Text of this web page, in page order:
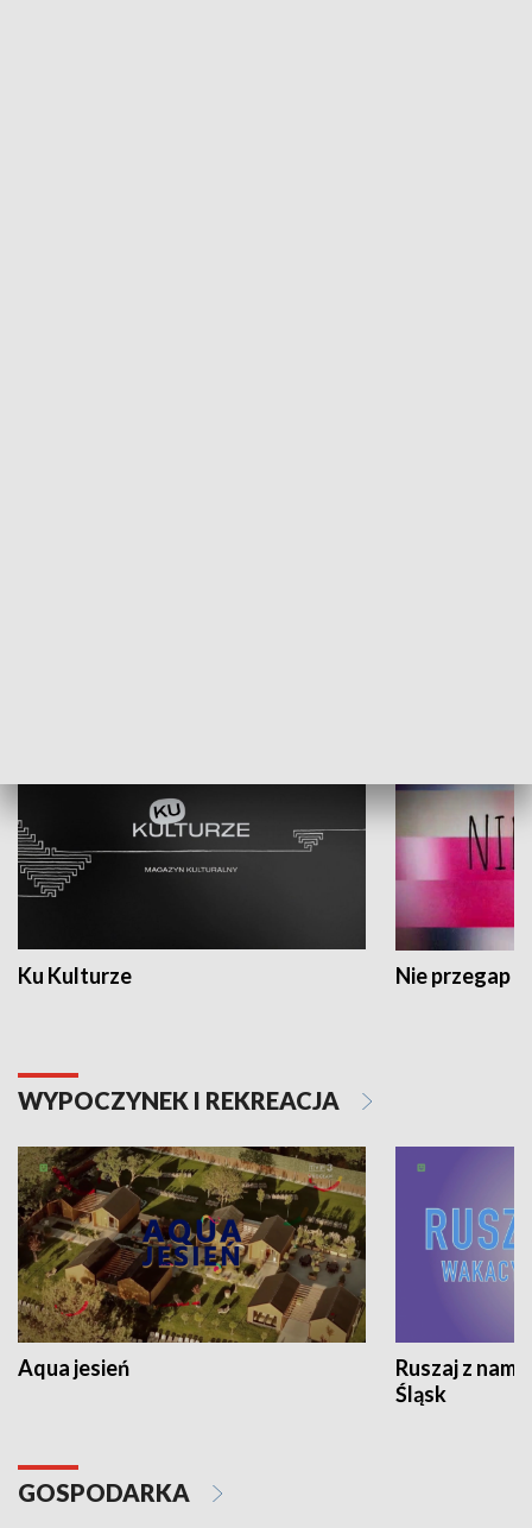
Ku Kulturze Nie przegap
WYPOCZYNEK I REKREACJA
Aqua jesień
Ruszaj z
Śląsk
GOSPODARKA